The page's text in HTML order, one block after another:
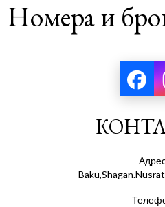
Номера и